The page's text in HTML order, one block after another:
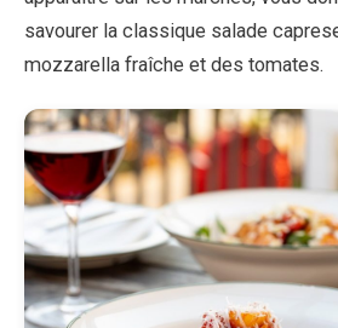
savourer la classique salade
mozzarella fraîche et des tomates.